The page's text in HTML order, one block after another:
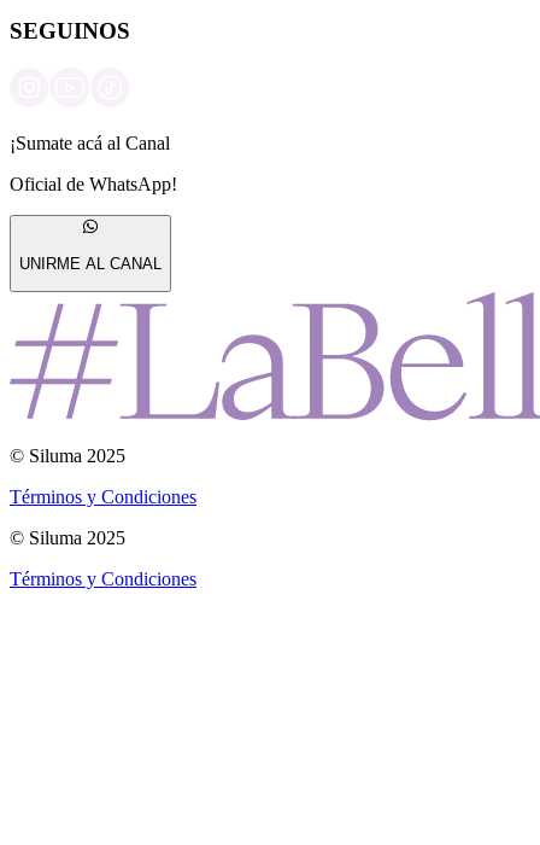
SEGUINOS
¡Sumate acá al Canal
Oficial de WhatsApp!
UNIRME AL CANAL
© Siluma 2025
Términos y Condiciones
© Siluma 2025
Términos y Condiciones